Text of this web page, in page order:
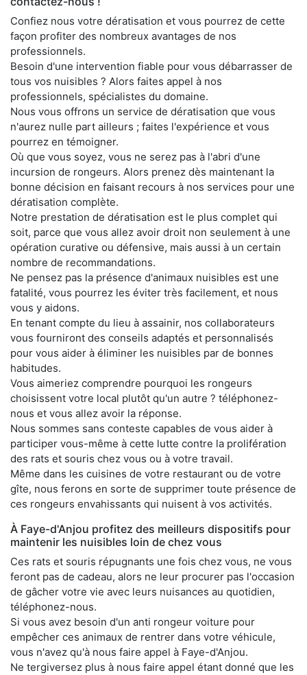
Confiez nous votre dératisation et vous pourrez de cette
façon profiter des nombreux avantages de nos
professionnels.
Besoin d'une intervention fiable pour vous débarrasser de
tous vos nuisibles ? Alors faites appel à nos
professionnels, spécialistes du domaine.
Nous vous offrons un service de dératisation que vous
n'aurez nulle part ailleurs ; faites l'expérience et vous
pourrez en témoigner.
Où que vous soyez, vous ne serez pas à l'abri d'une
incursion de rongeurs. Alors prenez dès maintenant la
bonne décision en faisant recours à nos services pour une
dératisation complète.
Notre prestation de dératisation est le plus complet qui
soit, parce que vous allez avoir droit non seulement à une
opération curative ou défensive, mais aussi à un certain
nombre de recommandations.
Ne pensez pas la présence d'animaux nuisibles est une
fatalité, vous pourrez les éviter très facilement, et nous
vous y aidons.
En tenant compte du lieu à assainir, nos collaborateurs
vous fourniront des conseils adaptés et personnalisés
pour vous aider à éliminer les nuisibles par de bonnes
habitudes.
Vous aimeriez comprendre pourquoi les rongeurs
choisissent votre local plutôt qu'un autre ? téléphonez-
nous et vous allez avoir la réponse.
Nous sommes sans conteste capables de vous aider à
participer vous-même à cette lutte contre la prolifération
des rats et souris chez vous ou à votre travail.
Même dans les cuisines de votre restaurant ou de votre
gîte, nous ferons en sorte de supprimer toute présence de
ces rongeurs envahissants qui nuisent à vos activités.
À Faye-d'Anjou profitez des meilleurs dispositifs pour
maintenir les nuisibles loin de chez vous
Ces rats et souris répugnants une fois chez vous, ne vous
feront pas de cadeau, alors ne leur procurer pas l'occasion
de gâcher votre vie avec leurs nuisances au quotidien,
téléphonez-nous.
Si vous avez besoin d'un anti rongeur voiture pour
empêcher ces animaux de rentrer dans votre véhicule,
vous n'avez qu'à nous faire appel à Faye-d'Anjou.
Ne tergiversez plus à nous faire appel étant donné que les